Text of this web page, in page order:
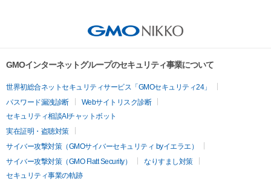
GMOインターネットグループのセキュリティ事業について
世界初総合ネットセキュリティサービス「GMOセキュリティ24」
パスワード漏洩診断
Webサイトリスク診断
セキュリティ相談AIチャットボット
実在証明・盗聴対策
サイバー攻撃対策（GMOサイバーセキュリティ byイエラエ）
サイバー攻撃対策（GMO Flatt Security）
なりすまし対策
セキュリティ事業の軌跡